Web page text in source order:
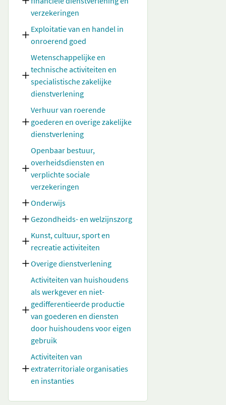
verzekeringen
Exploitatie van en handel in
onroerend goed
Wetenschappelijke en
technische activiteiten en
specialistische zakelijke
dienstverlening
Verhuur van roerende
goederen en overige zakelijke
dienstverlening
Openbaar bestuur,
overheidsdiensten en
verplichte sociale
verzekeringen
Onderwijs
Gezondheids- en welzijnszorg
Kunst, cultuur, sport en
recreatie activiteiten
Overige dienstverlening
Activiteiten van huishoudens
als werkgever en niet-
gedifferentieerde productie
van goederen en diensten
door huishoudens voor eigen
gebruik
Activiteiten van
extraterritoriale organisaties
en instanties